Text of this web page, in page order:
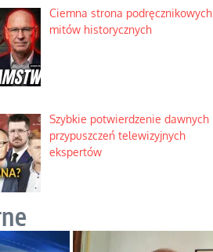
Ciemna strona podręcznikowych
mitów historycznych
Szybkie potwierdzenie dawnych
przypuszczeń telewizyjnych
ekspertów